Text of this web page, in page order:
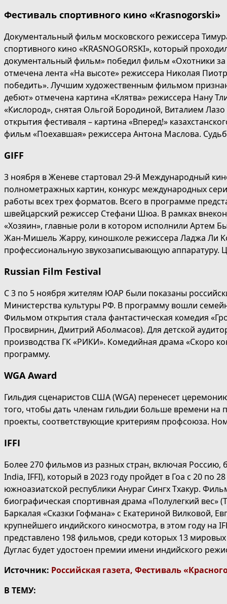
Фестиваль спортивного кино «Krasnogorski»
Документальный фильм московского режиссера
спортивного кино «KRASNOGORSKI», который
документальный фильм» победил фильм «Охотники
отмечена лента «На высоте» режиссера Николая
победить». Лучшим художественным фильмом
дебют» отмечена картина «Клятва» режиссера Нану
«Кислород», снятая Ольгой Бородиной, Виталием
открытия фестиваля – картина «Вперед!»
фильм «Поехавшая» режиссера Антона Маслова.
GIFF
3 ноября в Женеве стартовал 29-й Международный
полнометражных картин, конкурс международных
работы всех трех форматов. Всего в программе
швейцарский режиссер Стефани Шюа. В рамках
«Хозяин», главные роли в котором исполнили Артем
Жан-Мишель Жарру, киношколе режиссера Ладжа Ли
профессиональную звукозаписывающую аппаратуру.
Russian Film Festival
С 3 по 5 ноября жителям ЮАР были показаны
Министерства культуры РФ. В программу вошли
Фильмом открытия стала фантастическая комедия
Просвирнин, Дмитрий Аболмасов). Для детской
производства ГК «РИКИ». Комедийная драма «Скоро
программу.
WGA Award
Гильдия сценаристов США (WGA) перенесет
того, чтобы дать членам гильдии больше времени на
проекты, соответствующие критериям профсоюза.
IFFI
Более 270 фильмов из разных стран, включая
India, IFFI), который в 2023 году пройдет в Гоа с 20
южноазиатской республики Анураг Сингх Тхакур.
биографическая спортивная драма «Полулегкий вес»
Баркалая «Сказки Гофмана» с Екатериной Вилковой,
крупнейшего индийского киносмотра, в этом году на
представлено 198 фильмов, среди которых 13
Дуглас будет удостоен премии имени индийского
Источник: Российская газета, Фестиваль
В ТЕМУ: